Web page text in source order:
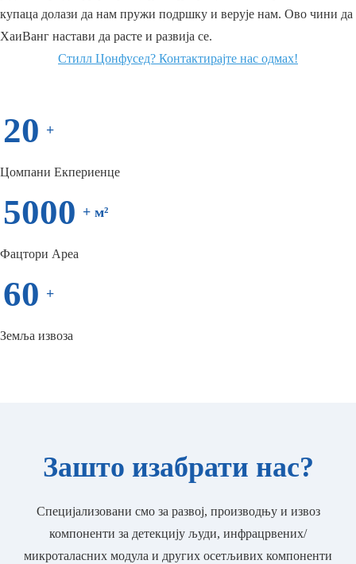
купаца долази да нам пружи подршку и верује нам. Ово чини да
ХаиВанг настави да расте и развија се.
Стилл Цонфусед? Контактирајте нас одмах!
20 +
Цомпани Екпериенце
5000 + м²
Фацтори Ареа
60 +
Земља извоза
Зашто изабрати нас?
Специјализовани смо за развој, производњу и извоз
компоненти за детекцију људи, инфрацрвених/
микроталасних модула и других осетљивих компоненти